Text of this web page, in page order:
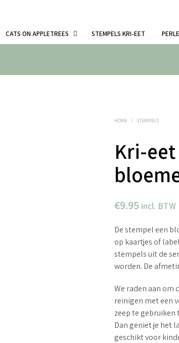
CATS ON APPLETREES STEMPELS KRI-EET
HOME / STEMPELS
Kri-
€9.95 incl. BTW
De stempel een
op kaartjes of
stempels uit de
worden. De
We raden aan om
reinigen met een
zeep te
Dan geniet je het
geschikt voor